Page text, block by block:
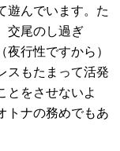
遊んでいます。た
交尾のし過ぎ
夜行性ですから）
スもたまって活発
とをさせないよ
トナの務めでもあ